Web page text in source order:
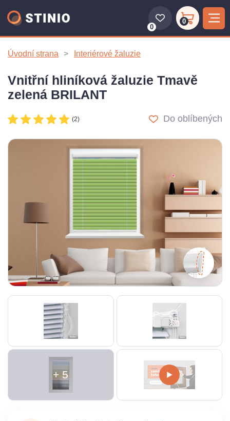
0
0
Úvodní strana Interiérové žaluzie
Vnitřní hliníková žaluzie Tmavě
zelená BRILANT
(2) Do oblíbených
+ 5